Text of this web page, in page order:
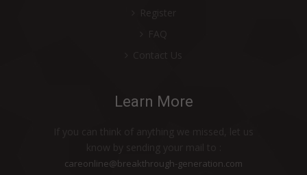
SAYA TETAP SEHAT
PRODUK HDI MEMBANTU KESUBURAN
Contact Us
Learn More
careonline@breakthrough-generation.com